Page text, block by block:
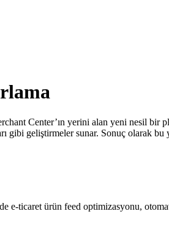
Center’ın yerini alan yeni nesil bir
gibi geliştirmeler sunar. Sonuç olarak